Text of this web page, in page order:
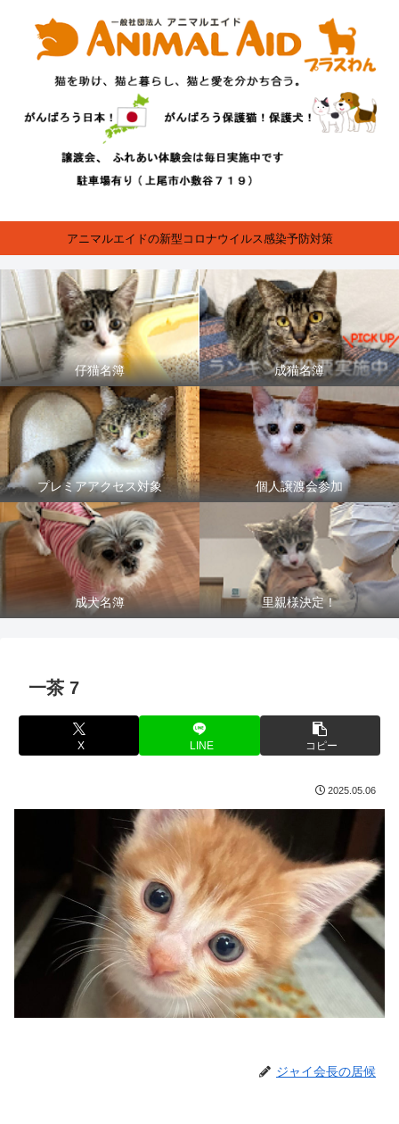
アニマルエイドの新型コロナウイルス感染予防対策
仔猫名簿 成猫名簿
プレミアアクセス対象 個人譲渡会参加
成犬名簿 里親様決定！
一茶 7
X LINE コピー
2025.05.06
ジャイ会長の居候